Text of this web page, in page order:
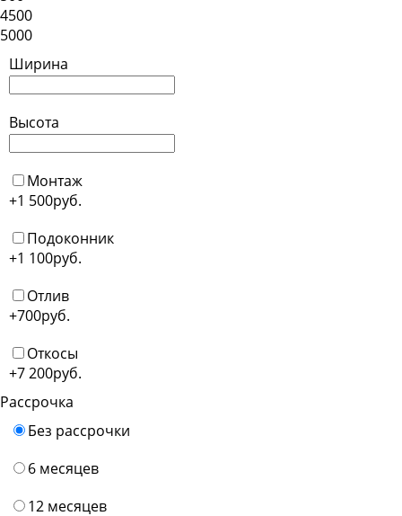
4500
5000
Ширина
Высота
Монтаж
+1 500руб.
Подоконник
+1 100руб.
Отлив
+700руб.
Откосы
+7 200руб.
Рассрочка
Без рассрочки
6 месяцев
12 месяцев